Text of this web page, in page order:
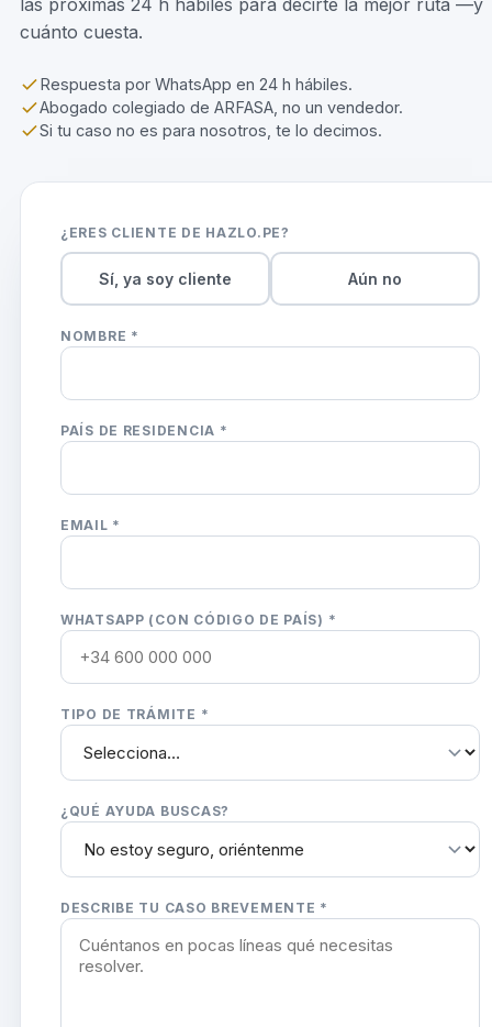
las próximas 24 h hábiles para decirte la mejor ruta —y
cuánto cuesta.
Respuesta por WhatsApp en 24 h hábiles.
Abogado colegiado de ARFASA, no un vendedor.
Si tu caso no es para nosotros, te lo decimos.
¿ERES CLIENTE DE HAZLO.PE?
Sí, ya soy cliente Aún no
NOMBRE *
PAÍS DE RESIDENCIA *
EMAIL *
WHATSAPP (CON CÓDIGO DE PAÍS) *
TIPO DE TRÁMITE *
¿QUÉ AYUDA BUSCAS?
DESCRIBE TU CASO BREVEMENTE *